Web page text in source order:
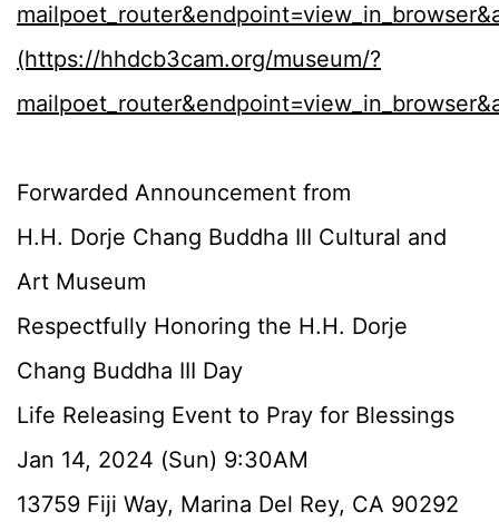
(https://hhdcb3cam.org/museum/?
Forwarded Announcement from
H.H. Dorje Chang Buddha III Cultural and
Art Museum
Respectfully Honoring the H.H. Dorje
Chang Buddha III Day
Life Releasing Event to Pray for Blessings
Jan 14, 2024 (Sun) 9:30AM
13759 Fiji Way, Marina Del Rey, CA 90292